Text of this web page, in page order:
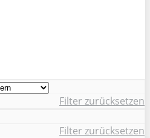
Filter zurücksetzen
Filter zurücksetzen